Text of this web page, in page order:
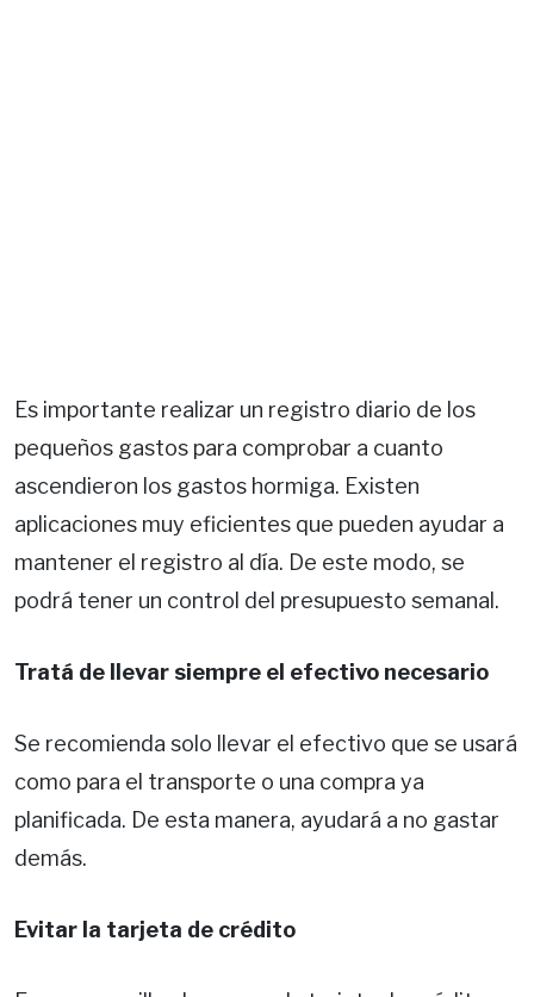
Es importante realizar un registro diario de los
pequeños gastos para comprobar a cuanto
ascendieron los gastos hormiga. Existen
aplicaciones muy eficientes que pueden ayudar a
mantener el registro al día. De este modo, se
podrá tener un control del presupuesto semanal.
Tratá de llevar siempre el efectivo necesario
Se recomienda solo llevar el efectivo que se usará
como para el transporte o una compra ya
planificada. De esta manera, ayudará a no gastar
demás.
Evitar la tarjeta de crédito